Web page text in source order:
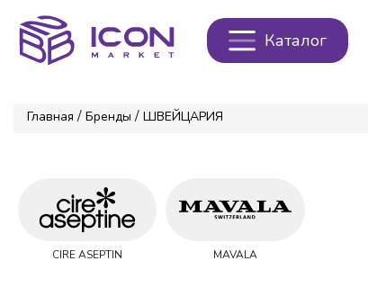
Каталог
Главная / Бренды / ШВЕЙЦАРИЯ
CIRE ASEPTIN MAVALA